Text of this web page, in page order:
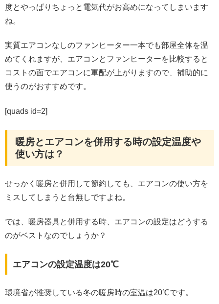
度とやっぱりちょっと電気代がお高めになってしまいます
ね。
実質エアコンなしのファンヒーター一本でも部屋全体を温
めてくれますが、エアコンとファンヒーターを比較すると
コストの面でエアコンに軍配が上がりますので、補助的に
使うのがおすすめです。
[quads id=2]
暖房とエアコンを併用する時の設定温度や
使い方は？
せっかく暖房と併用して節約しても、エアコンの使い方を
ミスしてしまうと台無しですよね。
では、暖房器具と併用する時、エアコンの設定はどうする
のがベストなのでしょうか？
エアコンの設定温度は20℃
環境省が推奨している冬の暖房時の室温は20℃です。